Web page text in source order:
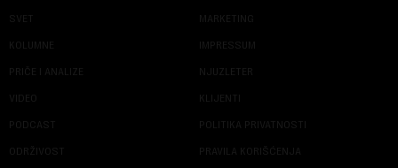
SVET
KOLUMNE
PRIČE I ANALIZE
VIDEO
PODCAST
ODRŽIVOST
MARKETING
IMPRESSUM
NJUZLETER
KLIJENTI
POLITIKA PRIVATNOSTI
PRAVILA KORIŠĆENJA